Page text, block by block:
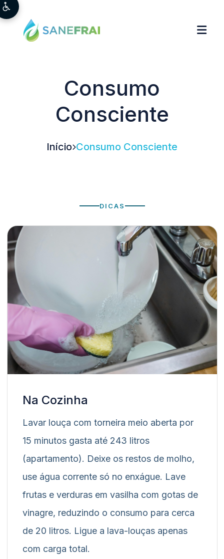
Consumo
Consciente
Início Consumo Consciente
DICAS
Na Cozinha
Lavar louça com torneira meio aberta por
15 minutos gasta até 243 litros
(apartamento). Deixe os restos de molho,
use água corrente só no enxágue. Lave
frutas e verduras em vasilha com gotas de
vinagre, reduzindo o consumo para cerca
de 20 litros. Ligue a lava-louças apenas
com carga total.